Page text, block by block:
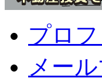
プロ
メー